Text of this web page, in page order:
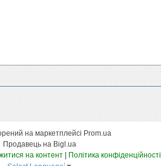
на маркетплейсі Prom.ua
Продавець на Bigl.ua
на контент
Політика конфіденційності